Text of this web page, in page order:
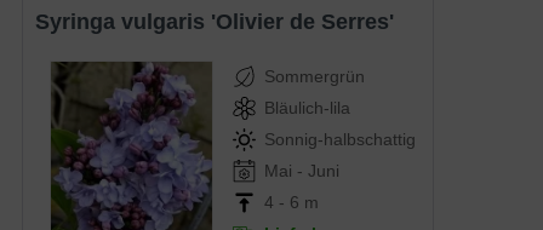
Syringa vulgaris 'Olivier de Serres'
Sommergrün
Bläulich-lila
Sonnig-halbschattig
Mai - Juni
4 - 6 m